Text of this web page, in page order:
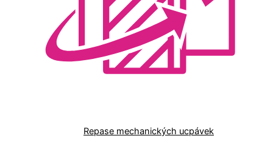
Repase mechanických ucpávek